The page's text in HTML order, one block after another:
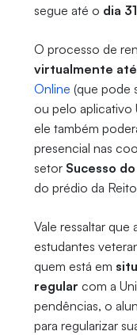
segue até o dia 31
O processo de
virtualmente
Online (que pode
ou pelo aplicativo
ele também
presencial nas
setor Sucesso
do prédio da
Vale ressaltar que
estudantes
quem está em
regular com a
pendências, o
para regularizar